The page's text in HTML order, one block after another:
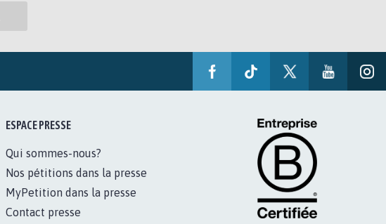
ESPACE PRESSE
Qui sommes-nous?
Nos pétitions dans la presse
MyPetition dans la presse
Contact presse